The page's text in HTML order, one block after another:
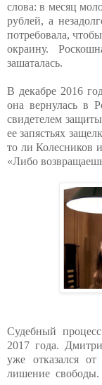
слова: в месяц
рублей, а
потребовала,
окраину.
зашаталась.
В декабре 2016
она вернулась в
свидетелем
ее запястьях
то ли Колесников
«Либо
Судебный
2017 года.
уже отказался
лишение